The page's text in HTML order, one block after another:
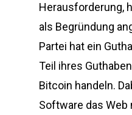
Herausforderung,
als Begründung
Partei hat ein
Teil ihres
Bitcoin handeln.
Software das Web